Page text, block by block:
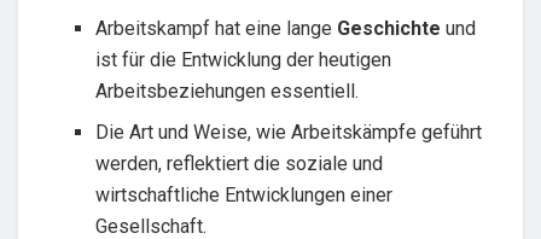
Arbeitskampf hat eine lange Geschichte und
ist für die Entwicklung der heutigen
Arbeitsbeziehungen essentiell.
Die Art und Weise, wie Arbeitskämpfe geführt
werden, reflektiert die soziale und
wirtschaftliche Entwicklungen einer
Gesellschaft.